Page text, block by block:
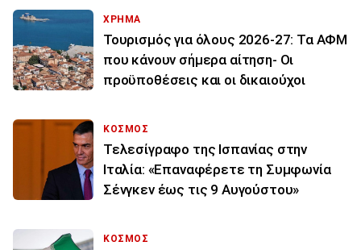
ΧΡΗΜΑ
Τουρισμός για όλους 2026-27: Τα ΑΦΜ
που κάνουν σήμερα αίτηση- Οι
προϋποθέσεις και οι δικαιούχοι
ΚΟΣΜΟΣ
Τελεσίγραφο της Ισπανίας στην
Ιταλία: «Επαναφέρετε τη Συμφωνία
Σένγκεν έως τις 9 Αυγούστου»
ΚΟΣΜΟΣ